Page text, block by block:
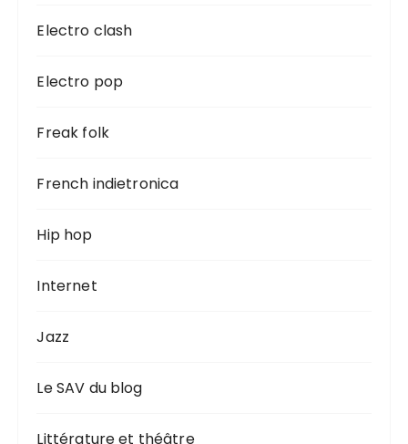
Electro clash
Electro pop
Freak folk
French indietronica
Hip hop
Internet
Jazz
Le SAV du blog
Littérature et théâtre